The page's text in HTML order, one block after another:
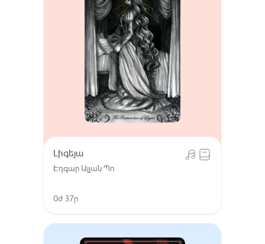
Լիգեյա
Էդգար Ալլան Պո
0ժ 37ր